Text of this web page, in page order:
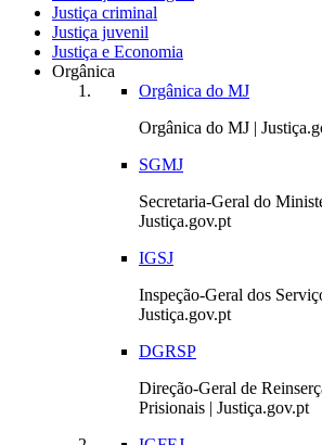
Justiça criminal
Justiça juvenil
Justiça e Economia
Orgânica
Orgânica do MJ
Orgânica do MJ |
SGMJ
Secretaria-Geral do
Justiça.gov.pt
IGSJ
Inspeção-Geral dos
Justiça.gov.pt
DGRSP
Direção-Geral de
Prisionais | Justiça.gov.pt